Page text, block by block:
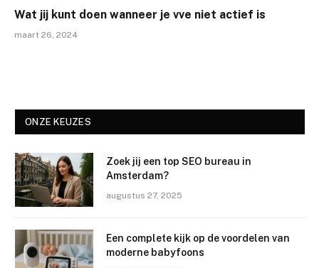
Wat jij kunt doen wanneer je vve niet actief is
maart 26, 2024
ONZE KEUZES
Zoek jij een top SEO bureau in
Amsterdam?
augustus 27, 2025
Een complete kijk op de voordelen van
moderne babyfoons